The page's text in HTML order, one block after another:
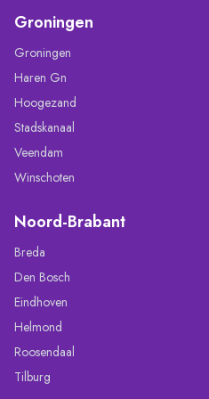
Groningen
Groningen
Haren Gn
Hoogezand
Stadskanaal
Veendam
Winschoten
Noord-Brabant
Breda
Den Bosch
Eindhoven
Helmond
Roosendaal
Tilburg